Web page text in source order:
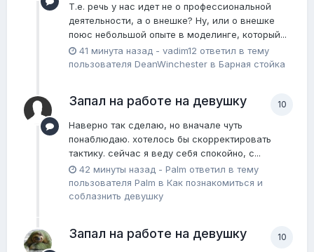
Т.е. речь у нас идет не о профессиональной
деятельности, а о внешке? Ну, или о внешке
поюс небольшой опыте в моделинге, который...
41 минута назад - vadim12 ответил в тему
пользователя DeanWinchester в Барная стойка
10
Запал на работе на девушку
Наверно так сделаю, но вначале чуть
понаблюдаю. хотелось бы скорректировать
тактику. сейчас я веду себя спокойно, с...
42 минуты назад - Palm ответил в тему
пользователя Palm в Как познакомиться и
соблазнить девушку
10
Запал на работе на девушку